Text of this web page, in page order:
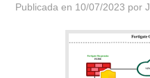
Publicada en 10/07/2023 por